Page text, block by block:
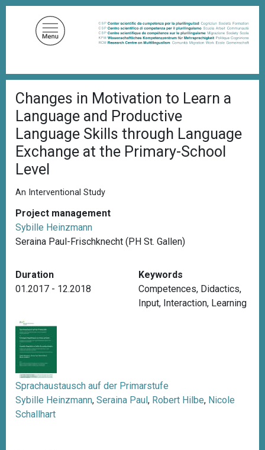
r
e
a
c
r
u
m
Changes in Motivation to Learn a
Language and Productive
Language Skills through Language
Exchange at the Primary-School
Level
An Interventional Study
Project management
Sybille Heinzmann
Seraina Paul-Frischknecht (PH St. Gallen)
Duration
01.2017 - 12.2018
Keywords
Competences, Didactics,
Input, Interaction, Learning
Sprachaustausch auf der Primarstufe
Sybille Heinzmann, Seraina Paul , Robert Hilbe, Nicole
Schallhart